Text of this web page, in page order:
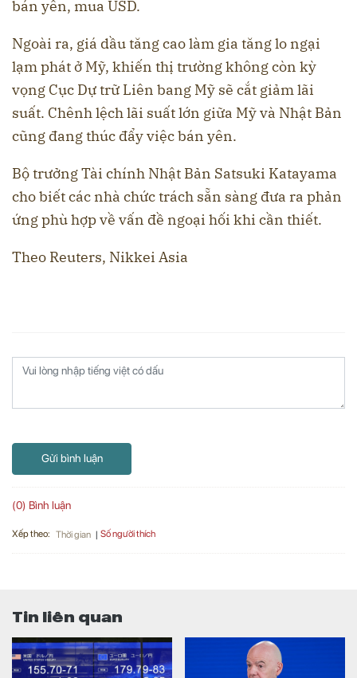
bán yên, mua USD.
Ngoài ra, giá dầu tăng cao làm gia tăng lo ngại
lạm phát ở Mỹ, khiến thị trường không còn kỳ
vọng Cục Dự trữ Liên bang Mỹ sẽ cắt giảm lãi
suất. Chênh lệch lãi suất lớn giữa Mỹ và Nhật Bản
cũng đang thúc đẩy việc bán yên.
Bộ trưởng Tài chính Nhật Bản Satsuki Katayama
cho biết các nhà chức trách sẵn sàng đưa ra phản
ứng phù hợp về vấn đề ngoại hối khi cần thiết.
Theo Reuters, Nikkei Asia
Gửi bình luận
(0) Bình luận
Xếp theo: Thời gian Số người thích
Tin liên quan